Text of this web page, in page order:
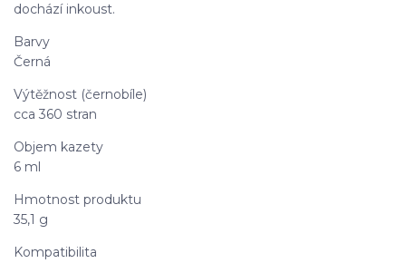
dochází inkoust.
Barvy
Černá
Výtěžnost (černobíle)
cca 360 stran
Objem kazety
6 ml
Hmotnost produktu
35,1 g
Kompatibilita